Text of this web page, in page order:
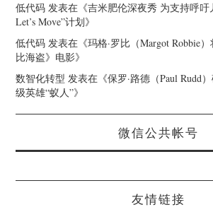
低代码 发表在《吉米肥伦深夜秀 为支持呼吁
Let’s Move”计划》
低代码 发表在《玛格·罗比（Margot Robbie
比海盗》电影》
数智化转型 发表在《保罗·路德（Paul Rudd
级英雄“蚁人”》
微信公共帐号
友情链接